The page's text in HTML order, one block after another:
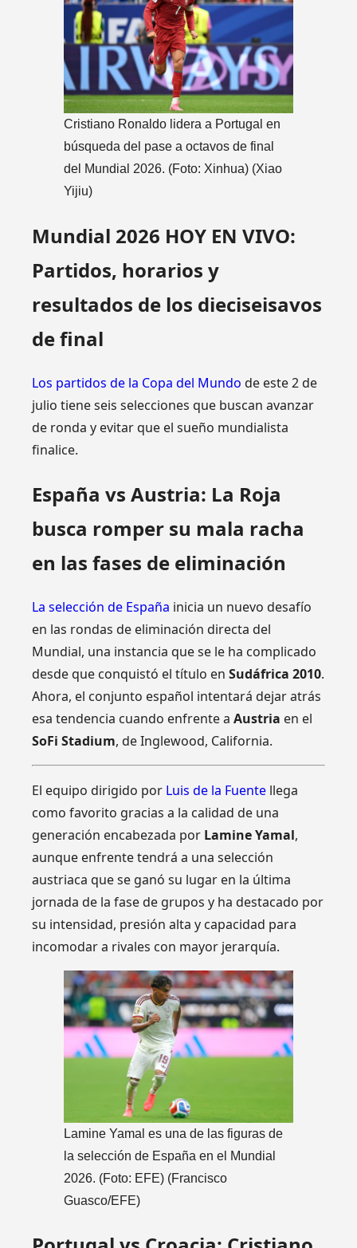
Cristiano Ronaldo lidera a Portugal en
búsqueda del pase a octavos de final
del Mundial 2026. (Foto: Xinhua) (Xiao
Yijiu)
Mundial 2026 HOY EN VIVO:
Partidos, horarios y
resultados de los dieciseisavos
de final
Los partidos de la Copa del Mundo de este 2 de
julio tiene seis selecciones que buscan avanzar
de ronda y evitar que el sueño mundialista
finalice.
España vs Austria: La Roja
busca romper su mala racha
en las fases de eliminación
La selección de España inicia un nuevo desafío
en las rondas de eliminación directa del
Mundial, una instancia que se le ha complicado
desde que conquistó el título enSudáfrica 2010.
Ahora, el conjunto español intentará dejar atrás
esa tendencia cuando enfrente aAustria en el
SoFi Stadium, de Inglewood, California.
El equipo dirigido por Luis de la Fuente llega
como favorito gracias a la calidad de una
generación encabezada por Lamine Yamal,
aunque enfrente tendrá a una selección
austriaca que se ganó su lugar en la última
jornada de la fase de grupos y ha destacado por
su intensidad, presión alta y capacidad para
incomodar a rivales con mayor jerarquía.
Lamine Yamal es una de las figuras de
la selección de España en el Mundial
2026. (Foto: EFE) (Francisco
Guasco/EFE)